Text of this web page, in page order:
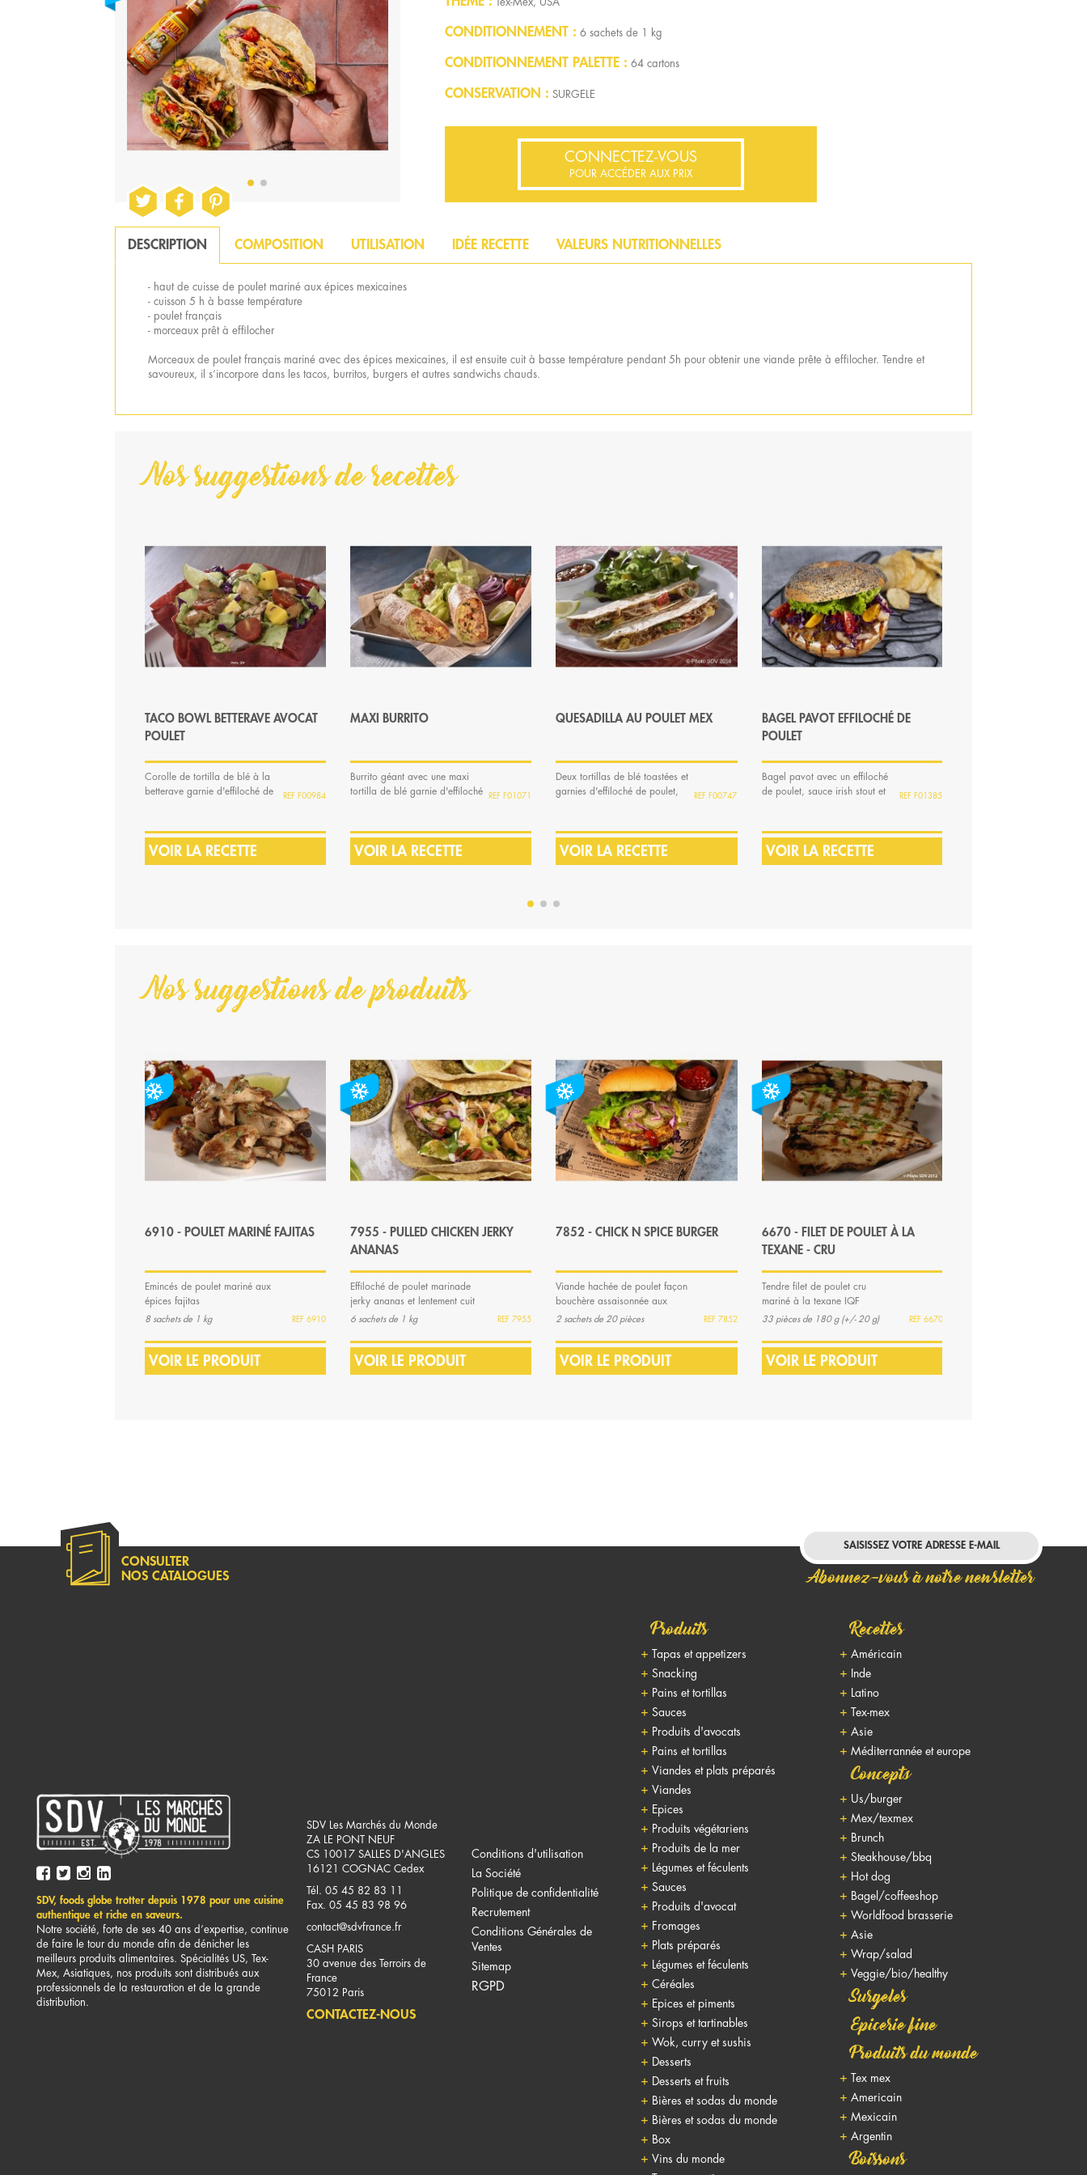
CONDITIONNEMENT 6 sachets de 1 kg
CONDITIONNEMENT PALETTE 64 cartons
CONSERVATION SURGELE
CONNECTEZ-VOUS
POUR ACCÉDER AUX PRIX
DESCRIPTION COMPOSITION UTILISATION IDÉE RECETTE VALEURS NUTRITIONNELLES
- haut de cuisse de poulet mariné aux épices mexicaines
- cuisson 5 h à basse température
- poulet français
- morceaux prêt à effilocher
Morceaux de poulet français mariné avec des épices mexicaines, il est ensuite cuit à basse température pendant 5h pour obtenir une viande prête à effilocher. Tendre et
savoureux, il s’incorpore dans les tacos, burritos, burgers et autres sandwichs chauds.
Nos suggestions de recettes
TACO BOWL BETTERAVE AVOCAT
POULET
Corolle de tortilla de blé à la
betterave garnie d'effiloché de
F00984
VOIR LA RECETTE
MAXI BURRITO
Burrito géant avec une maxi
tortilla de blé garnie d'effiloché
F01071
VOIR LA RECETTE
QUESADILLA AU POULET MEX
Deux tortillas de blé toastées et
garnies d'effiloché de poulet,
F00747
VOIR LA RECETTE
BAGEL PAVOT EFFILOCHÉ DE
POULET
Bagel pavot avec un effiloché
de poulet, sauce irish stout et
F01385
VOIR LA RECETTE
Nos suggestions de produits
6910 - POULET MARINÉ FAJITAS
Emincés de poulet mariné aux
épices fajitas
8 sachets de 1 kg 6910
VOIR LE PRODUIT
7955 - PULLED CHICKEN JERKY
ANANAS
Effiloché de poulet marinade
jerky ananas et lentement cuit
6 sachets de 1 kg 7955
VOIR LE PRODUIT
7852 - CHICK N SPICE BURGER
Viande hachée de poulet façon
bouchère assaisonnée aux
épices +/-120 g
2 sachets de 20 pièces 7852
VOIR LE PRODUIT
6670 - FILET DE POULET À LA
TEXANE - CRU
Tendre filet de poulet cru
mariné à la texane IQF
33 pièces de 180 g (+/- 20 g) 6670
VOIR LE PRODUIT
CONSULTER
NOS CATALOGUES
Abonnez-vous à notre newsletter
SDV, foods globe trotter depuis 1978 pour une cuisine
authentique et riche en saveurs.
Notre société, forte de ses 40 ans d’expertise, continue
de faire le tour du monde afin de dénicher les
meilleurs produits alimentaires. Spécialités US, Tex-
Mex, Asiatiques, nos produits sont distribués aux
professionnels de la restauration et de la grande
distribution.
SDV Les Marchés du Monde
ZA LE PONT NEUF
CS 10017 SALLES D'ANGLES
16121
COGNAC Cedex
Tél. 05 45 82 83 11
Fax. 05 45 83 98 96
contact@sdvfrance.fr
CASH PARIS
30 avenue des Terroirs de
France
75012 Paris
CONTACTEZ-NOUS
Conditions d'utilisation
La Société
Politique de confidentialité
Recrutement
Conditions Générales de
Ventes
Sitemap
RGPD
Produits
Tapas et appetizers
Snacking
Pains et tortillas
Sauces
Produits d'avocats
Pains et tortillas
Viandes et plats préparés
Viandes
Epices
Produits végétariens
Produits de la mer
Légumes et féculents
Sauces
Produits d'avocat
Fromages
Plats préparés
Légumes et féculents
Céréales
Epices et piments
Sirops et tartinables
Wok, curry et sushis
Desserts
Desserts et fruits
Bières et sodas du monde
Bières et sodas du monde
Box
Vins du monde
Recettes
Américain
Inde
Latino
Tex-mex
Asie
Méditerrannée et europe
Concepts
Us/burger
Mex/texmex
Brunch
Steakhouse/bbq
Hot dog
Bagel/coffeeshop
Worldfood brasserie
Asie
Wrap/salad
Veggie/bio/healthy
Surgeles
Epicerie fine
Produits du monde
Tex mex
Americain
Mexicain
Argentin
Boissons